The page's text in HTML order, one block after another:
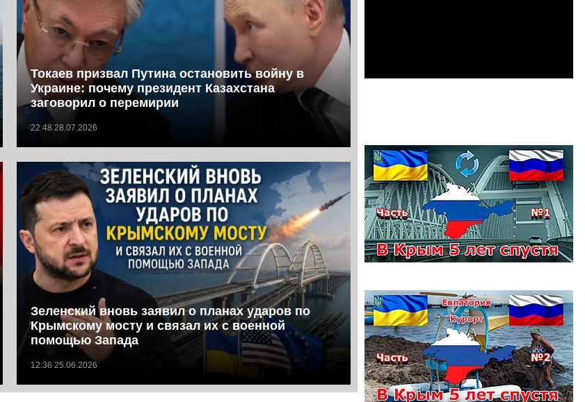
Токаев призвал Путина остановить войну в
Украине: почему президент Казахстана
заговорил о перемирии
22:48 28.07.2026
Зеленский вновь заявил о планах ударов по
Крымскому мосту и связал их с военной
помощью Запада
12:36 25.06.2026